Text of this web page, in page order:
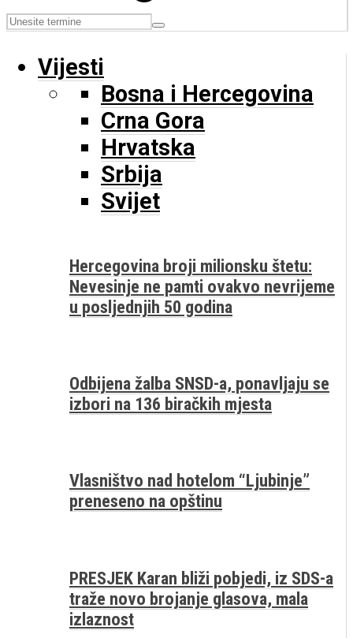
Vijesti
Bosna i Hercegovina
Crna Gora
Hrvatska
Srbija
Svijet
Hercegovina broji milionsku štetu:
Nevesinje ne pamti ovakvo nevrijeme
u posljednjih 50 godina
Odbijena žalba SNSD-a, ponavljaju se
izbori na 136 biračkih mjesta
Vlasništvo nad hotelom “Ljubinje”
preneseno na opštinu
PRESJEK Karan bliži pobjedi, iz SDS-a
traže novo brojanje glasova, mala
izlaznost